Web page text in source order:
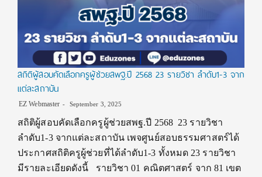
สถิติผู้สอบคัดเลือกครูผู้ช่วยสพฐ.ปี 2568 23 รายวิชา ลำดับ1-3 จาก
แต่ละสถาบัน
EZ Webmaster September 3, 2025
สถิติผู้สอบคัดเลือกครูผู้ช่วยสพฐ.ปี 2568 23 รายวิชา
ลำดับ1-3 จากแต่ละสถาบัน เพจศูนย์สอบธรรมศาสตร์ได้
ประกาศสถิติครูผู้ช่วยที่ได้ลำดับ1-3 ทั้งหมด 23 รายวิชา
มีรายละเอียดดังนี้ รายวิชา 01 คณิตศาสตร์ จาก 81 เขต